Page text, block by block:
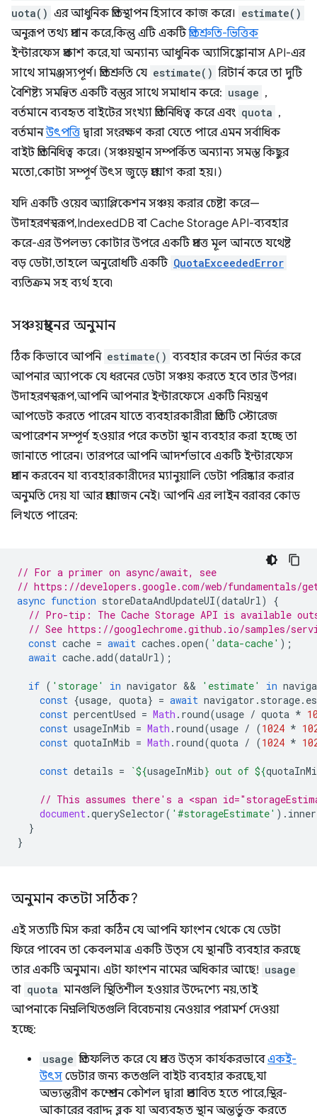
uota() এর আধুনিক প্রতিস্থাপন হিসাবে কাজ করে। estimate()
অনুরূপ তথ্য প্রদান করে, কিন্তু এটি একটিপ্রতিশ্রুতি-ভিত্তিক
ইন্টারফেস প্রকাশ করে, যা অন্যান্য আধুনিক অ্যাসিঙ্ক্রোনাস API-এর
সাথে সামঞ্জস্যপূর্ণ। প্রতিশ্রুতি যে estimate() রিটার্ন করে তা দুটি
বৈশিষ্ট্য সমন্বিত একটি বস্তুর সাথে সমাধান করে: usage ,
বর্তমানে ব্যবহৃত বাইটের সংখ্যা প্রতিনিধিত্ব করে এবং quota ,
বর্তমানউৎপত্তি দ্বারা সংরক্ষণ করা যেতে পারে এমন সর্বাধিক
বাইট প্রতিনিধিত্ব করে। (সঞ্চয়স্থান সম্পর্কিত অন্যান্য সমস্ত কিছুর
মতো, কোটা সম্পূর্ণ উৎস জুড়ে প্রয়োগ করা হয়।)
যদি একটি ওয়েব অ্যাপ্লিকেশন সঞ্চয় করার চেষ্টা করে—
উদাহরণস্বরূপ, IndexedDB বা Cache Storage API-ব্যবহার
করে-এর উপলভ্য কোটার উপরে একটি প্রদত্ত মূল আনতে যথেষ্ট
বড় ডেটা, তাহলে অনুরোধটি একটি QuotaExceededError
ব্যতিক্রম সহ ব্যর্থ হবে৷
সঞ্চয়স্থানের অনুমান
ঠিক কিভাবে আপনি estimate() ব্যবহার করেন তা নির্ভর করে
আপনার অ্যাপকে যে ধরনের ডেটা সঞ্চয় করতে হবে তার উপর।
উদাহরণস্বরূপ, আপনি আপনার ইন্টারফেসে একটি নিয়ন্ত্রণ
আপডেট করতে পারেন যাতে ব্যবহারকারীরা প্রতিটি স্টোরেজ
অপারেশন সম্পূর্ণ হওয়ার পরে কতটা স্থান ব্যবহার করা হচ্ছে তা
জানাতে পারেন। তারপরে আপনি আদর্শভাবে একটি ইন্টারফেস
প্রদান করবেন যা ব্যবহারকারীদের ম্যানুয়ালি ডেটা পরিষ্কার করার
অনুমতি দেয় যা আর প্রয়োজন নেই। আপনি এর লাইন বরাবর কোড
লিখতে পারেন:
// For a primer on async/await, see
// https://developers.google.com/web/fundamentals/
async function storeDataAndUpdateUI(dataUrl)
{
// Pro-tip: The Cache Storage API is available
// See https://googlechrome.github.io/samples/
const cache = await caches .open( 'data-cache' );
await cache.add(dataUrl);
if ( 'storage' in navigator && 'estimate' in
const {usage, quota} = await navigator . storage.
const percentUsed = Math . round(usage / quota *
const usageInMib = Math . round(usage / (1024 *
const quotaInMib = Math . round(quota / (1024 *
const details = `${usageInMib} out of ${
// This assumes there's a <span
document.querySelector( '#storageEstimate' ).
}
}
অনুমান কতটা সঠিক?
এই সত্যটি মিস করা কঠিন যে আপনি ফাংশন থেকে যে ডেটা
ফিরে পাবেন তা কেবলমাত্র একটি উত্স যে স্থানটি ব্যবহার করছে
তার একটি অনুমান। এটা ফাংশন নামের অধিকার আছে! usage
বা quota মানগুলি স্থিতিশীল হওয়ার উদ্দেশ্যে নয়, তাই
আপনাকে নিম্নলিখিতগুলি বিবেচনায় নেওয়ার পরামর্শ দেওয়া
হচ্ছে:
usage প্রতিফলিত করে যে প্রদত্ত উত্স কার্যকরভাবেএকই-
উৎস ডেটার জন্য কতগুলি বাইট ব্যবহার করছে, যা
অভ্যন্তরীণ কম্প্রেশন কৌশল দ্বারা প্রভাবিত হতে পারে, স্থির-
আকারের বরাদ্দ ব্লক যা অব্যবহৃত স্থান অন্তর্ভুক্ত করতে